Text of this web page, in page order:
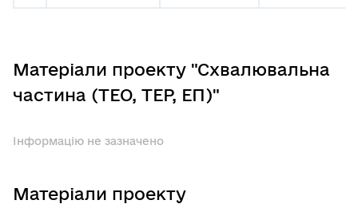
Матеріали проекту "Схвалювальна
частина (ТЕО, ТЕР, ЕП)"
Інформацію не зазначено
Матеріали проекту